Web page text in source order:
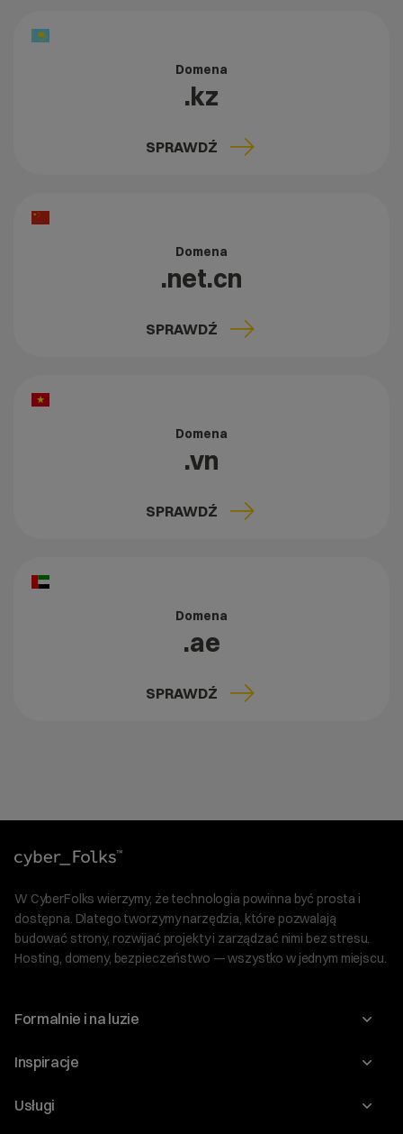
Domena
.kz
SPRAWDŹ
Domena
.net.cn
SPRAWDŹ
Domena
.vn
SPRAWDŹ
Domena
.ae
SPRAWDŹ
W CyberFolks wierzymy, że technologia powinna być prosta i
dostępna. Dlatego tworzymy narzędzia, które pozwalają
budować strony, rozwijać projekty i zarządzać nimi bez stresu.
Hosting, domeny, bezpieczeństwo — wszystko w jednym miejscu.
Formalnie i na luzie
O nas
Program Korzyści dla Inwestorów
Inspiracje
Blog
Usługi